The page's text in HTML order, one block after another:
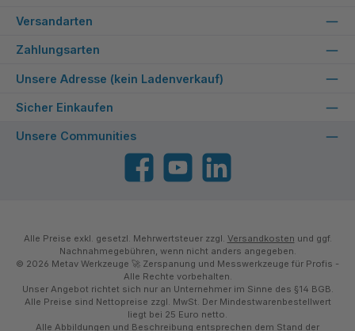
Versandarten
Zahlungsarten
Unsere Adresse (kein Ladenverkauf)
Sicher Einkaufen
Unsere Communities
FacebookYouTube
Alle Preise exkl. gesetzl. Mehrwertsteuer zzgl. Versandkosten und ggf.
Nachnahmegebühren, wenn nicht anders angegeben.
© 2026 Metav Werkzeuge 🚀 Zerspanung und Messwerkzeuge für Profis -
Alle Rechte vorbehalten.
Unser Angebot richtet sich nur an Unternehmer im Sinne des §14 BGB.
Alle Preise sind Nettopreise zzgl. MwSt. Der Mindestwarenbestellwert
liegt bei 25 Euro netto.
Alle Abbildungen und Beschreibung entsprechen dem Stand der